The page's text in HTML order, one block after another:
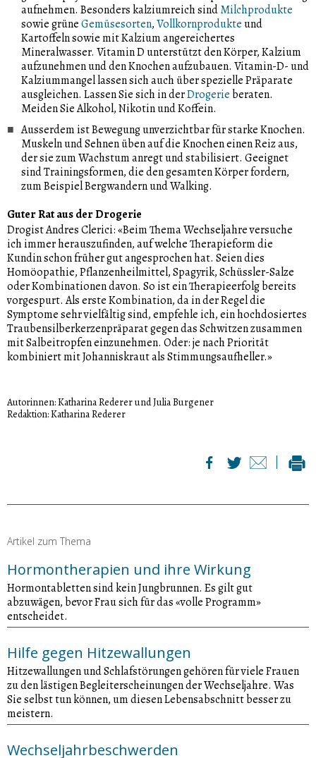
wechseln Sie diese regelmässig.
Sporttreiben hilft gegen Schweissausbrüche: Je mehr
Schweiss gezielt durch körperliche Aktivität über die
Drüsen ausgeschieden wird, desto weniger entwickelt er
sich in unerwünschten Situationen. Regelmässiges
Ausdauertraining und Entspannungstechniken wie Yoga,
Tai-Chi, Pilates helfen, das vegetative Nervensystem
positiv zu beeinflussen und Stress abzubauen. Sport
verbessert insgesamt die Lebensqualität – auch in den
Wechseljahren.
aufnehmen. Besonders kalziumreich sindMilchprodukte
sowie grüneGemüsesorten,Vollkornprodukte und
Kartoffeln sowie mit Kalzium angereichertes
Mineralwasser. Vitamin D unterstützt den Körper, Kalzium
aufzunehmen und den Knochen aufzubauen. Vitamin-D- und
Kalziummangel lassen sich auch über spezielle Präparate
ausgleichen. Lassen Sie sich in derDrogerieberaten.
Meiden Sie Alkohol, Nikotin und Koffein.
Ausserdem ist Bewegung unverzichtbar für starke Knochen.
Muskeln und Sehnen üben auf die Knochen einen Reiz aus,
der sie zum Wachstum anregt und stabilisiert. Geeignet
sind Trainingsformen, die den gesamten Körper fordern,
zum Beispiel Bergwandern und Walking.
Guter Rat aus der Drogerie
Drogist Andres Clerici: «Beim Thema Wechseljahre versuche
ich immer herauszufinden, auf welche Therapieform die
Kundin schon früher gut angesprochen hat. Seien dies
Homöopathie, Pflanzenheilmittel, Spagyrik, Schüssler-Salze
oder Kombinationen davon. So ist ein Therapieerfolg bereits
vorgespurt. Als erste Kombination, da in der Regel die
Symptome sehr vielfältig sind, empfehle ich, ein hochdosiertes
Traubensilberkerzenpräparat gegen das Schwitzen zusammen
mit Salbeitropfen einzunehmen. Oder: je nach Priorität
kombiniert mit Johanniskraut als Stimmungsaufheller.»
Autorinnen: Katharina Rederer und Julia Burgener
Redaktion: Katharina Rederer
Artikel zum Thema
Hormontherapien und ihre Wirkung
Hormontabletten sind kein Jungbrunnen. Es gilt gut
abzuwägen, bevor Frau sich für das «volle Programm»
entscheidet.
Hilfe gegen Hitzewallungen
Hitzewallungen und Schlafstörungen gehören für viele Frauen
zu den lästigen Begleiterscheinungen der Wechseljahre. Was
Sie selbst tun können, um diesen Lebensabschnitt besser zu
meistern.
Wechseljahrbeschwerden